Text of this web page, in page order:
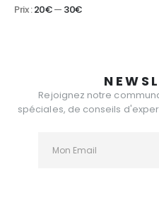
Prix :20€— 30€
Rejoignez notre
spéciales, de conseils